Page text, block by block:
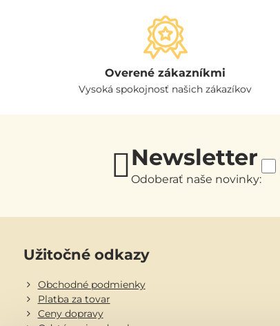
Overené zákazníkmi
Vysoká spokojnosť našich zákazíkov
Newsletter
Odoberať naše novinky:
Užitočné odkazy
Obchodné podmienky
Platba za tovar
Ceny dopravy